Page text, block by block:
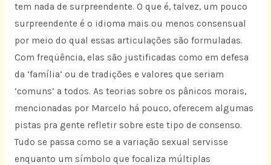
tem nada de surpreendente. O que é, talvez, um pouco
surpreendente é o idioma mais ou menos consensual
por meio do qual essas articulações são formuladas.
Com freqüência, elas são justificadas como em defesa
da ‘família’ ou de tradições e valores que seriam
‘comuns’ a todos. As teorias sobre os pânicos morais,
mencionadas por Marcelo há pouco, oferecem algumas
pistas pra gente refletir sobre este tipo de consenso.
Tudo se passa como se a variação sexual servisse
enquanto um símbolo que focaliza múltiplas